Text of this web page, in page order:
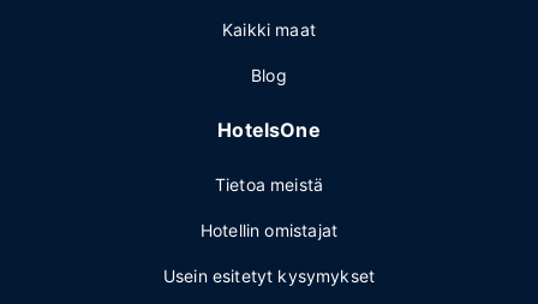
Kaikki maat
Blog
HotelsOne
Tietoa meistä
Hotellin omistajat
Usein esitetyt kysymykset